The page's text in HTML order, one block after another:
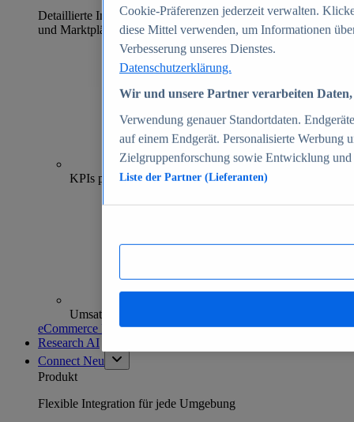
Detaillierte Informationen zu mehr als 39.000 Online-Shops
und Marktplätzen
70+
KPIs pro Shop
Umsatzanalysen und -prognosen
eCommerce Insights entdecken
Research AI
Connect Neu
Produkt
Flexible Integration für jede Umgebung
Cookie-Präferenzen jederzeit verwalten.
diese Mittel verwenden, um Informationen
Verbesserung unseres Dienstes.
Datenschutzerklärung.
Wir und unsere Partner verarbeiten
Verwendung genauer Standortdaten.
auf einem Endgerät. Personalisierte Werbung
Zielgruppenforschung sowie Entwicklung
Liste der Partner (Lieferanten)